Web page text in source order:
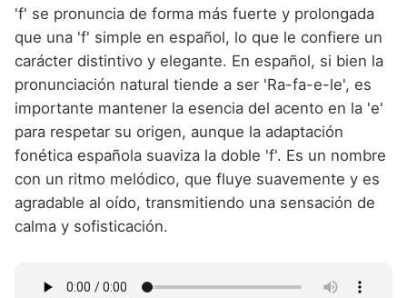
'f' se pronuncia de forma más fuerte y prolongada
que una 'f' simple en español, lo que le confiere un
carácter distintivo y elegante. En español, si bien la
pronunciación natural tiende a ser 'Ra-fa-e-le', es
importante mantener la esencia del acento en la 'e'
para respetar su origen, aunque la adaptación
fonética española suaviza la doble 'f'. Es un nombre
con un ritmo melódico, que fluye suavemente y es
agradable al oído, transmitiendo una sensación de
calma y sofisticación.